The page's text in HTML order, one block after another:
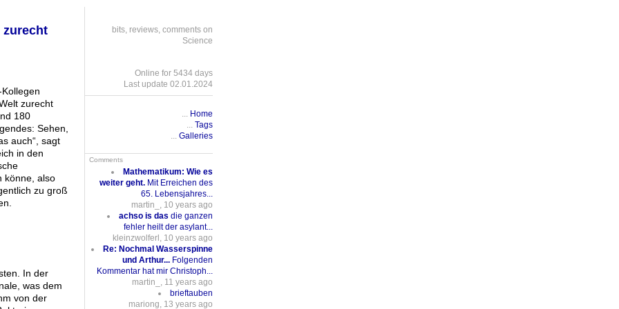
zurecht
zurecht
180
Sehen,
auch“, sagt
in den
könne, also
zu groß
In der
was dem
von der
bits, reviews, comments on
Science
Online for 5434 days
Last update 02.01.2024
Home
Tags
Galleries
Comments
Mathematikum: Wie es
weiter geht. Mit Erreichen des
65. Lebensjahres...
martin_, 10 years ago
achso is das die ganzen
fehler heilt der asylant...
kleinzwolferl, 10 years ago
Re: Nochmal Wasserspinne
und Arthur... Folgenden
Kommentar hat mir Christoph...
martin_, 11 years ago
brieftauben
mariong, 13 years ago